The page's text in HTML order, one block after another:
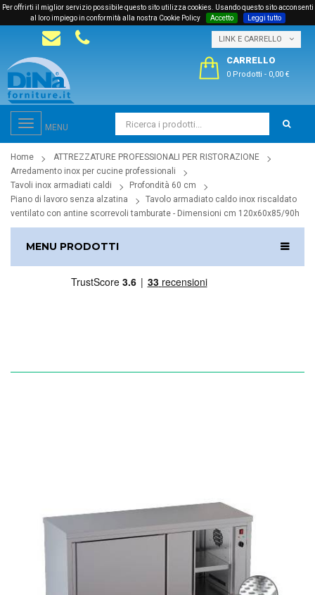
Per offrirti il miglior servizio possibile questo sito utilizza cookies. Usando questo sito acconsenti
al loro impiego in conformità alla nostra Cookie Policy
Accetto Leggi tutto
LINK E CARRELLO
CARRELLO
0 Prodotti - 0,00 €
Toggle
navigation
MENU
Home
ATTREZZATURE PROFESSIONALI PER RISTORAZIONE
Arredamento inox per cucine professionali
Tavoli inox armadiati caldi
Profondità 60 cm
Piano di lavoro senza alzatina
Tavolo armadiato caldo inox riscaldato
ventilato con antine scorrevoli tamburate - Dimensioni cm 120x60x85/90h
MENU PRODOTTI